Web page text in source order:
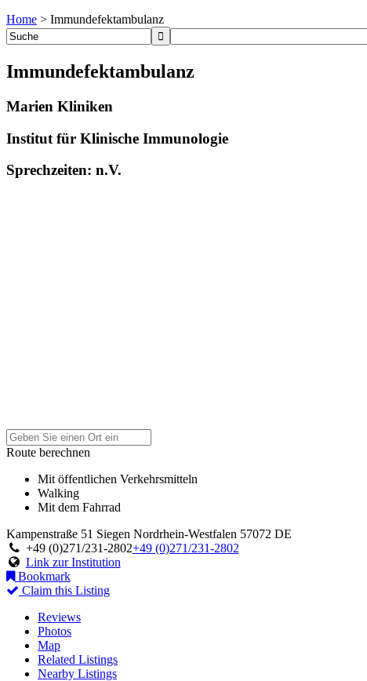
Home > Immundefektambulanz
Immundefektambulanz
Marien Kliniken
Institut für Klinische Immunologie
Sprechzeiten: n.V.
Route berechnen
Mit öffentlichen Verkehrsmitteln
Walking
Mit dem Fahrrad
Kampenstraße 51 Siegen Nordrhein-Westfalen 57072 DE
+49 (0)271/231-2802+49 (0)271/231-2802
Link zur Institution
Bookmark
Claim this Listing
Reviews
Photos
Map
Related Listings
Nearby Listings